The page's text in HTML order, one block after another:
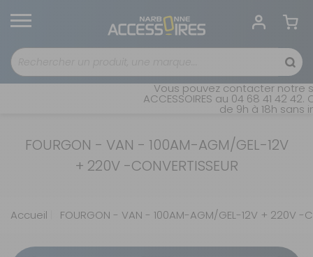
Vous pouvez contacter notre
ACCESSOIRES au 04 68 41 42
de 9h à 18h sans
FOURGON - VAN - 100AM-AGM/GEL-12V
+ 220V -CONVERTISSEUR
Accueil FOURGON - VAN - 100AM-AGM/GEL-12V + 220V -